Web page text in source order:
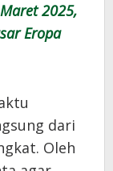
2025,
Eropa
dari
Oleh